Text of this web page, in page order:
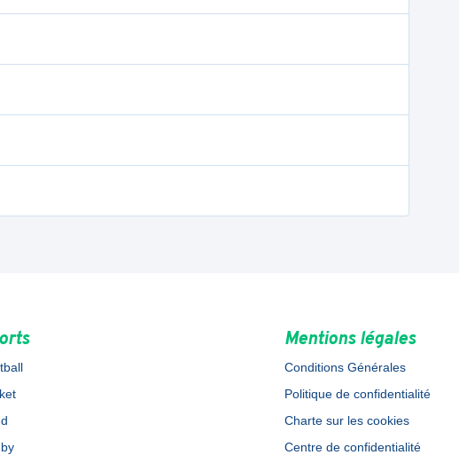
Mentions légales
Conditions Générales
Politique de confidentialité
Charte sur les cookies
Centre de confidentialité